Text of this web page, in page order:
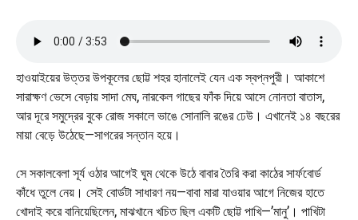
হাওয়াইয়ের উত্তর উপকূলের ছোট্ট শহর হানালেই যেন এক স্বপ্নপুরী। আকাশে
সারাক্ষণ ভেসে বেড়ায় সাদা মেঘ, নারকেল গাছের ফাঁক দিয়ে আসে নোনতা বাতাস,
আর দূরে সমুদ্রের বুকে রোজ সকালে ভাঙে সোনালি রঙের ঢেউ। এখানেই ১৪ বছরের
মায়া বেড়ে উঠেছে—সাগরের সন্তান হয়ে।
সে সকালবেলা সূর্য ওঠার আগেই ঘুম থেকে উঠে বাবার তৈরি করা কাঠের সার্ফবোর্ড
কাঁধে তুলে নেয়। সেই বোর্ডটা সাধারণ নয়—বাবা মারা যাওয়ার আগে নিজের হাতে
খোদাই করে বানিয়েছিলেন, মাঝখানে খচিত ছিল একটি ছোট্ট পাখি—’মানু’। পাখিটা